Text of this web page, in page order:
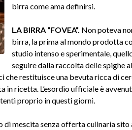
birra come ama definirsi.
LA BIRRA “FOVEA”. Non poteva
birra, la prima al mondo prodotta
studio intenso e sperimentale,
seguire dalla raccolta delle spighe
restituisce una bevuta ricca di
in ricetta. L’esordio ufficiale è
proprio in questi giorni.
di mescita senza offerta culinaria